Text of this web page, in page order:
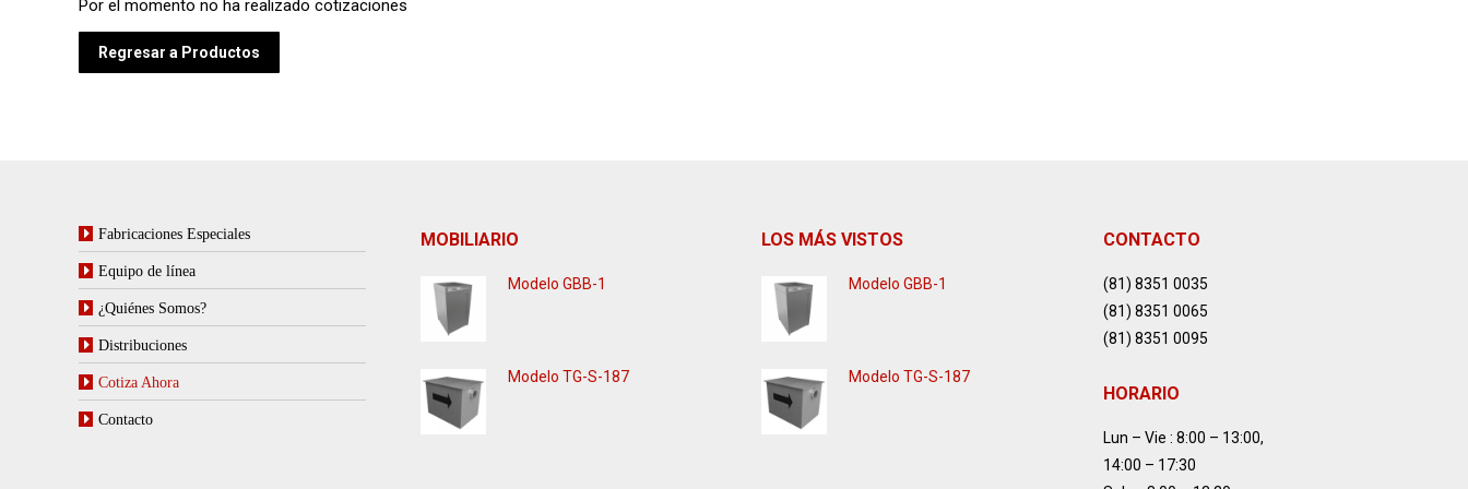
Por el momento no ha realizado cotizaciones
Regresar a Productos
Fabricaciones Especiales
Equipo de línea
¿Quiénes Somos?
Distribuciones
Cotiza Ahora
Contacto
MOBILIARIO
Modelo GBB-1
Modelo TG-S-187
LOS MÁS VISTOS
Modelo GBB-1
Modelo TG-S-187
CONTACTO
(81) 8351 0035
(81) 8351 0065
(81) 8351 0095
HORARIO
Lun – Vie : 8:00 – 13:00,
14:00 – 17:30